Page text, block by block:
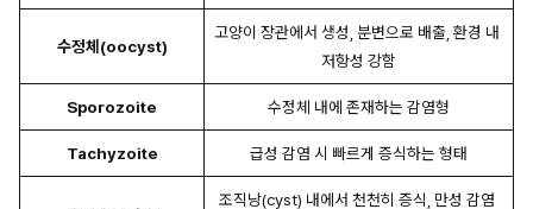
수정체(oocyst)
고양이 장관에서 생성, 분변으로 배출, 환경 내
저항성 강함
Sporozoite 수정체 내에 존재하는 감염형
Tachyzoite 급성 감염 시 빠르게 증식하는 형태
조직낭(cyst) 내에서 천천히 증식, 만성 감염